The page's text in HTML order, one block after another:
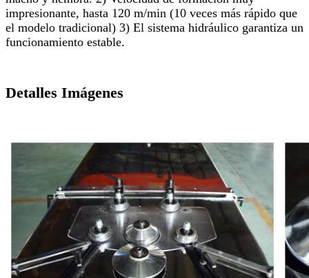
impresionante, hasta 120 m/min (10 veces más rápido que
el modelo tradicional) 3) El sistema hidráulico garantiza un
funcionamiento estable.
Detalles Imágenes